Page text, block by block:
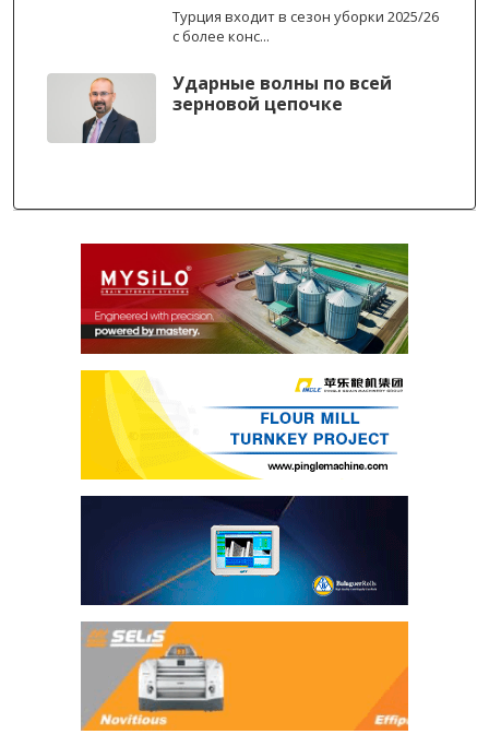
Турция входит в сезон уборки 2025/26
с более конс...
Ударные волны по всей
зерновой цепочке